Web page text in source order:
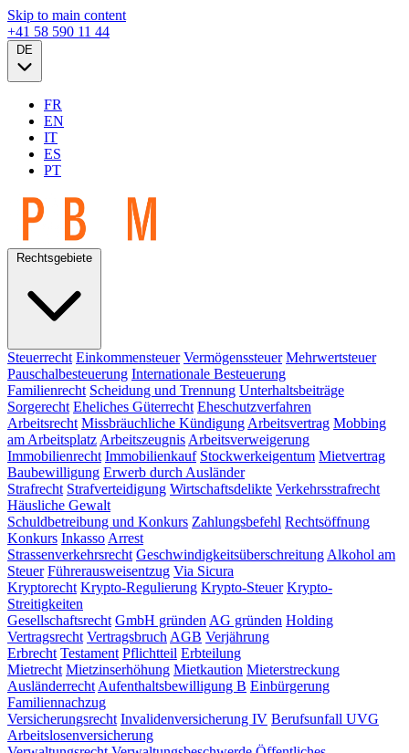
Skip to main content
+41 58 590 11 44
FR
EN
IT
ES
PT
Steuerrecht Einkommensteuer Vermögenssteuer Mehrwertsteuer
Pauschalbesteuerung Internationale Besteuerung
Familienrecht Scheidung und Trennung Unterhaltsbeiträge
Sorgerecht Eheliches Güterrecht Eheschutzverfahren
Arbeitsrecht Missbräuchliche Kündigung Arbeitsvertrag Mobbing
am Arbeitsplatz Arbeitszeugnis Arbeitsverweigerung
Immobilienrecht Immobilienkauf Stockwerkeigentum Mietvertrag
Baubewilligung Erwerb durch Ausländer
Strafrecht Strafverteidigung Wirtschaftsdelikte Verkehrsstrafrecht
Häusliche Gewalt
Schuldbetreibung und Konkurs Zahlungsbefehl Rechtsöffnung
Konkurs Inkasso Arrest
Strassenverkehrsrecht Geschwindigkeitsüberschreitung Alkohol am
Steuer Führerausweisentzug Via Sicura
Kryptorecht Krypto-Regulierung Krypto-Steuer Krypto-
Streitigkeiten
Gesellschaftsrecht GmbH gründen AG gründen Holding
Vertragsrecht Vertragsbruch AGB Verjährung
Erbrecht Testament Pflichtteil Erbteilung
Mietrecht Mietzinserhöhung Mietkaution Mieterstreckung
Ausländerrecht Aufenthaltsbewilligung B Einbürgerung
Familiennachzug
Versicherungsrecht Invalidenversicherung IV Berufsunfall UVG
Arbeitslosenversicherung